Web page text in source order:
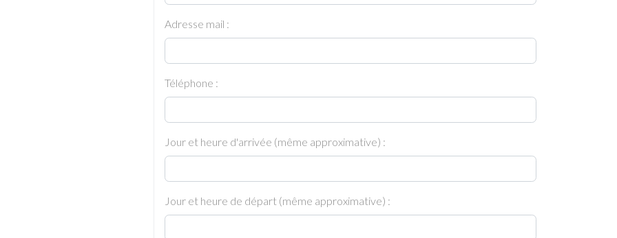
Adresse mail :
Téléphone :
Jour et heure d'arrivée (même approximative) :
Jour et heure de départ (même approximative) :